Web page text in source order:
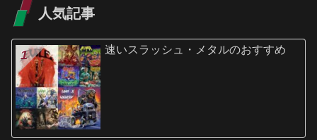
人気記事
速いスラッシュ・メタルのおすすめ